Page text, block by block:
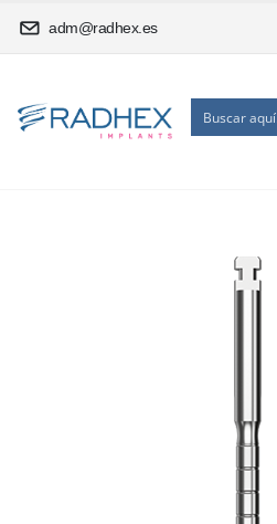
adm@radhex.es